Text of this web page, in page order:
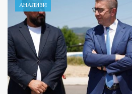
АНАЛИЗИ